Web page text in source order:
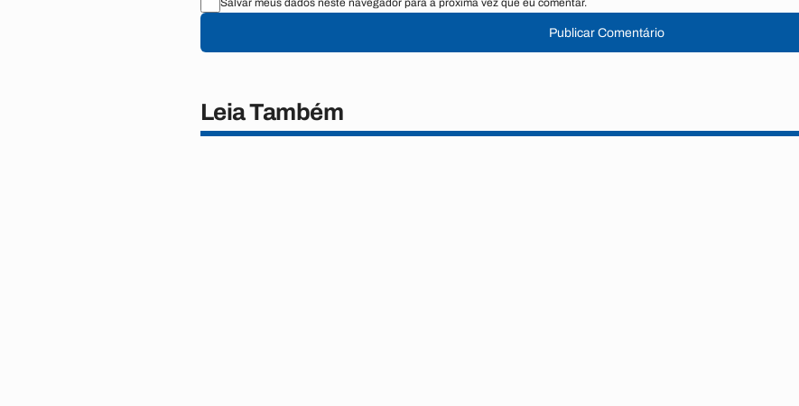
Salvar meus dados neste navegador para a próxima vez que eu comentar.
Publicar Comentário
Leia Também